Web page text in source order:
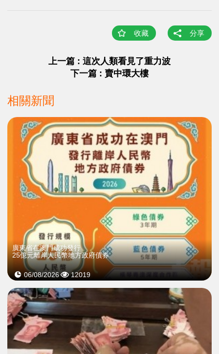
收藏 分享
上一篇 : 這次人類看見了重力波
下一篇 : 賣中環大樓
相關新聞
廣東省在澳門成功發行
25億元離岸人民幣地方政府債券
06/08/2026 12019